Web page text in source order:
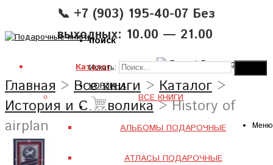
📞 +7 (903) 195-40-07 Без
выходных: 10.00 — 21.00
Вход|Регистрация
Каталог
ВСЕ КНИГИ
АЛЬБОМЫ ПОДАРОЧНЫЕ
АТЛАСЫ ПОДАРОЧНЫЕ
поиск
Искать:
КОРЗИНА
Меню
Главная > Все книги > Каталог >
История и Символика> History of
airplan